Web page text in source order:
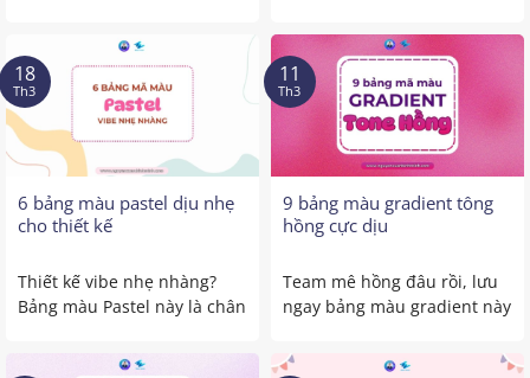
...
6 bảng màu pastel dịu nhẹ
cho thiết kế
Thiết kế vibe nhẹ nhàng?
Bảng màu Pastel này là chân
18
Th3
9 bảng màu gradient tông
hồng cực dịu
Team mê hồng đâu rồi, lưu
ngay bảng màu gradient này
11
Th3